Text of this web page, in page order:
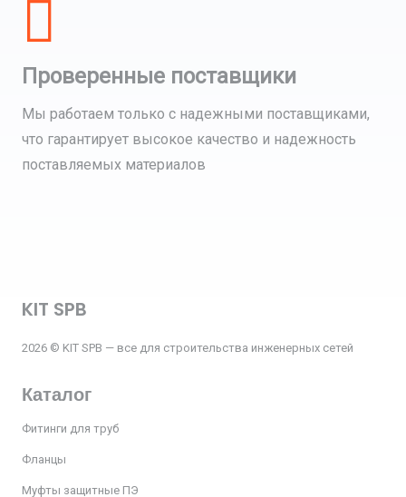
Проверенные поставщики
Мы работаем только с надежными поставщиками,
что гарантирует высокое качество и надежность
поставляемых материалов
KIT SPB
2026 © KIT SPB — все для строительства инженерных сетей
Каталог
Фитинги для труб
Фланцы
Муфты защитные ПЭ